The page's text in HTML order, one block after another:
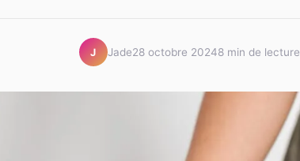
J Jade28 octobre 20248 min de lecture